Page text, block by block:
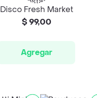
Disco Fresh Market
$ 99,00
Agregar